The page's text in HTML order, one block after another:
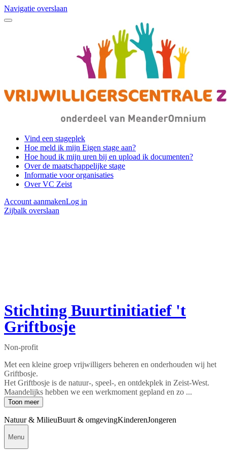
Navigatie overslaan
Vind een stageplek
Hoe meld ik mijn Eigen stage aan?
Hoe houd ik mijn uren bij en upload ik documenten?
Over de maatschappelijke stage
Informatie voor organisaties
Over VC Zeist
Account aanmakenLog in
Zijbalk overslaan
Stichting Buurtinitiatief 't
Griftbosje
Non-profit
Met een kleine groep vrijwilligers beheren en onderhouden wij het
Griftbosje.
Het Griftbosje is de natuur-, speel-, en ontdekplek in Zeist-West.
Maandelijks hebben we een werkmoment gepland en zo ...
Toon meer
Natuur & MilieuBuurt & omgevingKinderenJongeren
Menu